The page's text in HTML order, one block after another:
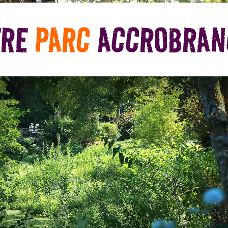
PARC